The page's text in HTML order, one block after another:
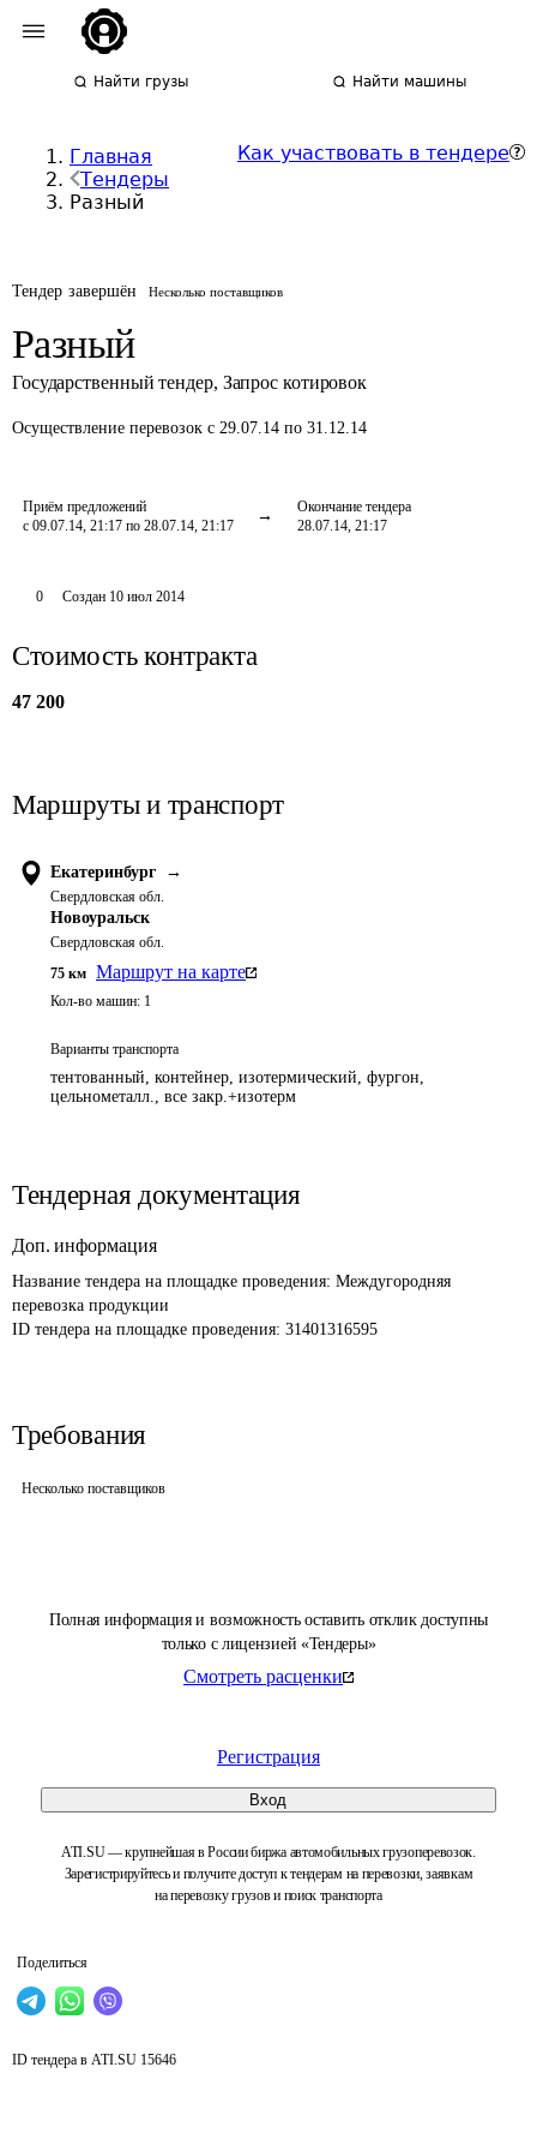
Найти грузы Найти машины
Главная
Тендеры
Разный
Как участвовать в тендере
Тендер завершён Несколько поставщиков
Разный
Государственный тендер, Запрос котировок
Осуществление перевозок с 29.07.14 по 31.12.14
Приём предложений
с 09.07.14, 21:17 по 28.07.14, 21:17
Окончание тендера
28.07.14, 21:17
Полная информация и возможность оставить отклик доступны
только с лицензией «Тендеры»
Смотреть расценки
Регистрация
Вход
ATI.SU — крупнейшая в России биржа автомобильных грузоперевозок.
Зарегистрируйтесь и получите доступ к тендерам на перевозки, заявкам
на перевозку грузов и поиск транспорта
Поделиться
0 Создан 10 июл 2014
Стоимость контракта
47 200
Маршруты и транспорт
Екатеринбург →
Свердловская обл.
Новоуральск
Свердловская обл.
75 км Маршрут на карте
Кол-во машин: 1
Варианты транспорта
тентованный, контейнер, изотермический, фургон,
цельнометалл., все закр.+изотерм
Тендерная документация
Доп. информация
Название тендера на площадке проведения: Междугородняя
перевозка продукции
ID тендера на площадке проведения: 31401316595
Требования
Несколько поставщиков
ID тендера в ATI.SU 15646